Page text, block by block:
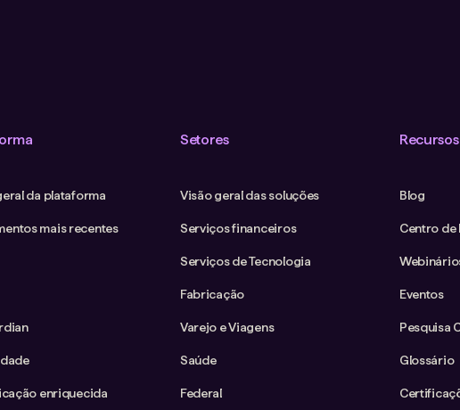
da plataforma
mais recentes
enriquecida
Setores
Visão geral das soluções
Serviços financeiros
Serviços de Tecnologia
Fabricação
Varejo e Viagens
Saúde
Federal
Recursos
Blog
Centro de
Eventos
Pesquisa
Glossário